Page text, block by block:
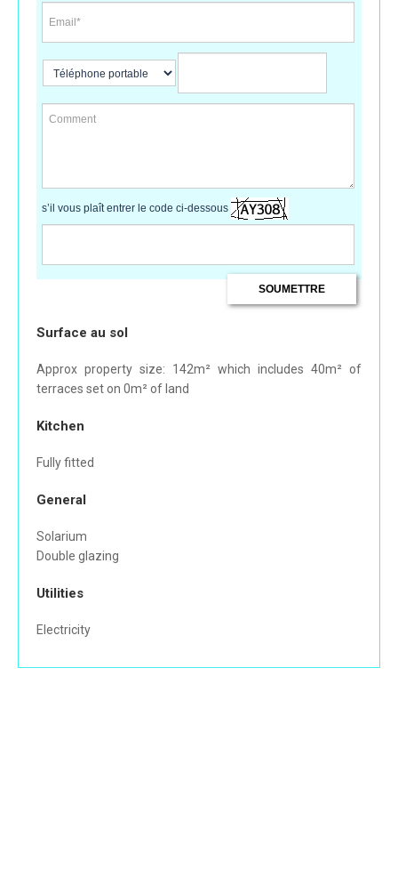
s’il vous plaît entrer le code ci-dessous
Surface au sol
Approx property size: 142m² which includes 40m² of
terraces set on 0m² of land
Kitchen
Fully fitted
General
Solarium
Double glazing
Utilities
Electricity